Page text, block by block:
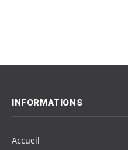
INFORMATIONS
Accueil